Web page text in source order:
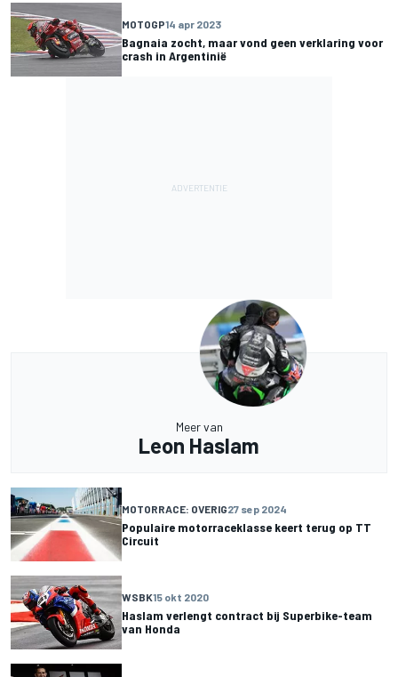
MOTOGP14 apr 2023
Bagnaia zocht, maar vond geen verklaring voor
crash in Argentinië
Meer van
Leon Haslam
MOTORRACE: OVERIG27 sep 2024
Populaire motorraceklasse keert terug op TT
Circuit
WSBK15 okt 2020
Haslam verlengt contract bij Superbike-team
van Honda